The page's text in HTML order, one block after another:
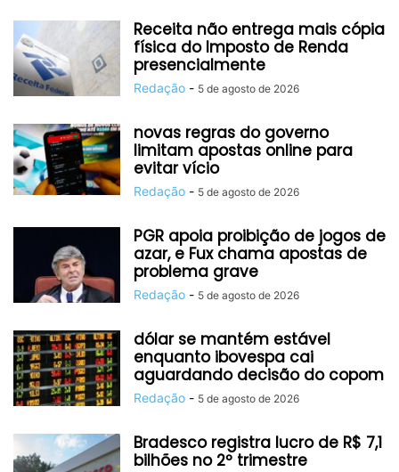
Receita não entrega mais cópia
física do Imposto de Renda
presencialmente
Redação - 5 de agosto de 2026
novas regras do governo
limitam apostas online para
evitar vício
Redação - 5 de agosto de 2026
PGR apoia proibição de jogos de
azar, e Fux chama apostas de
problema grave
Redação - 5 de agosto de 2026
dólar se mantém estável
enquanto ibovespa cai
aguardando decisão do copom
Redação - 5 de agosto de 2026
Bradesco registra lucro de R$ 7,1
bilhões no 2º trimestre